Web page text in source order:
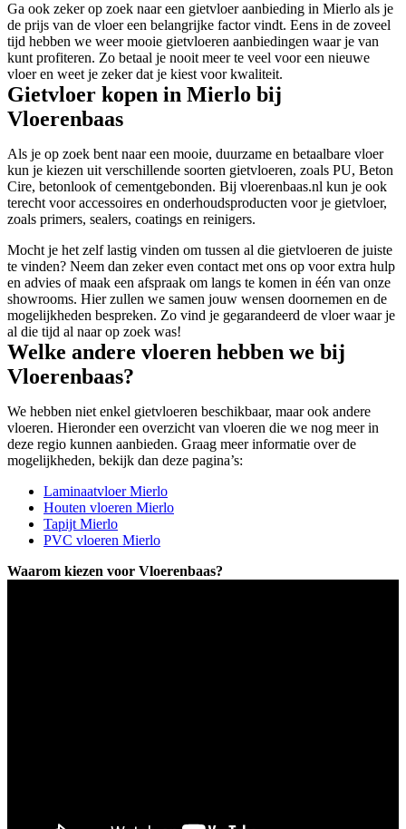
Ga ook zeker op zoek naar een gietvloer aanbieding in Mierlo als je
de prijs van de vloer een belangrijke factor vindt. Eens in de zoveel
tijd hebben we weer mooie gietvloeren aanbiedingen waar je van
kunt profiteren. Zo betaal je nooit meer te veel voor een nieuwe
vloer en weet je zeker dat je kiest voor kwaliteit.
Gietvloer kopen in Mierlo bij
Vloerenbaas
Als je op zoek bent naar een mooie, duurzame en betaalbare vloer
kun je kiezen uit verschillende soorten gietvloeren, zoals PU, Beton
Cire, betonlook of cementgebonden. Bij vloerenbaas.nl kun je ook
terecht voor accessoires en onderhoudsproducten voor je gietvloer,
zoals primers, sealers, coatings en reinigers.
Mocht je het zelf lastig vinden om tussen al die gietvloeren de juiste
te vinden? Neem dan zeker even contact met ons op voor extra hulp
en advies of maak een afspraak om langs te komen in één van onze
showrooms. Hier zullen we samen jouw wensen doornemen en de
mogelijkheden bespreken. Zo vind je gegarandeerd de vloer waar je
al die tijd al naar op zoek was!
Welke andere vloeren hebben we bij
Vloerenbaas?
We hebben niet enkel gietvloeren beschikbaar, maar ook andere
vloeren. Hieronder een overzicht van vloeren die we nog meer in
deze regio kunnen aanbieden. Graag meer informatie over de
mogelijkheden, bekijk dan deze pagina’s:
Laminaatvloer Mierlo
Houten vloeren Mierlo
Tapijt Mierlo
PVC vloeren Mierlo
Waarom kiezen voor Vloerenbaas?